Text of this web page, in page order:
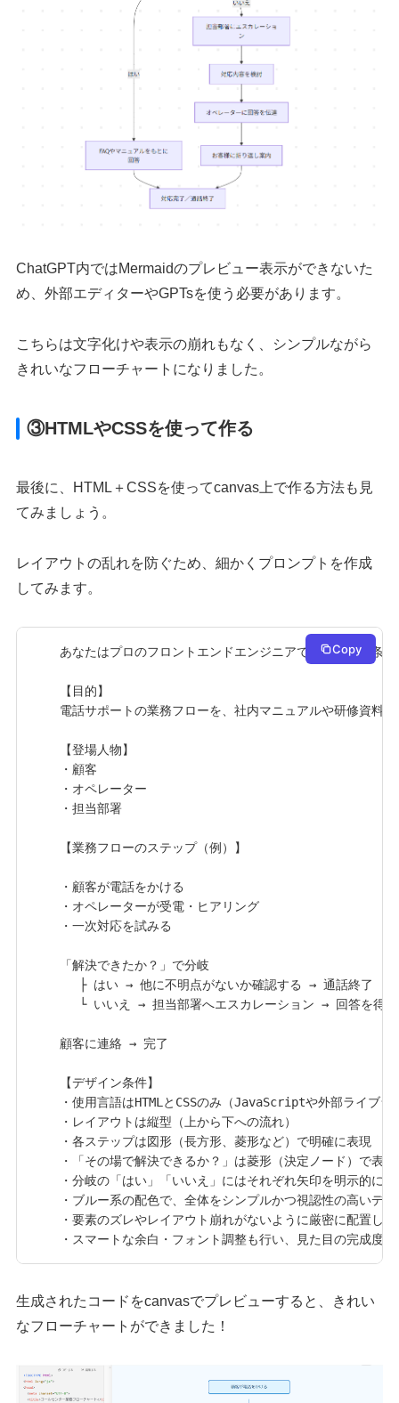
ChatGPT内ではMermaidのプレビュー表示ができないた
め、外部エディターやGPTsを使う必要があります。
こちらは文字化けや表示の崩れもなく、シンプルながら
きれいなフローチャートになりました。
③HTMLやCSSを使って作る
最後に、HTML＋CSSを使ってcanvas上で作る方法も見
てみましょう。
レイアウトの乱れを防ぐため、細かくプロンプトを作成
してみます。
あなたはプロのフロントエンドエンジニアです。以下の条
【目的】
電話サポートの業務フローを、社内マニュアルや研修資料
【登場人物】
・顧客
・オペレーター
・担当部署
【業務フローのステップ（例）】
・顧客が電話をかける
・オペレーターが受電・ヒアリング
・一次対応を試みる
「解決できたか？」で分岐
├ はい → 他に不明点がないか確認する → 通話終了
└ いいえ → 担当部署へエスカレーション → 回答を得て
顧客に連絡 → 完了
【デザイン条件】
・使用言語はHTMLとCSSのみ（JavaScriptや外部ライブラ
・レイアウトは縦型（上から下への流れ）
・各ステップは図形（長方形、菱形など）で明確に表現
・「その場で解決できるか？」は菱形（決定ノード）で表示
・分岐の「はい」「いいえ」にはそれぞれ矢印を明示的に
・ブルー系の配色で、全体をシンプルかつ視認性の高いデ
・要素のズレやレイアウト崩れがないように厳密に配置し
Copy
生成されたコードをcanvasでプレビューすると、きれい
なフローチャートができました！